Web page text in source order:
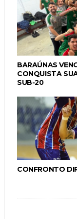
BARAÚNAS
CONQUISTA
SUB-20
CONFRONTO